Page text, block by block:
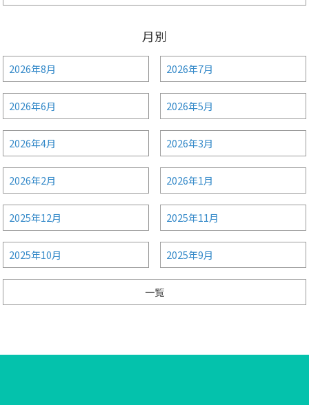
月別
2026年8月 2026年7月
2026年6月 2026年5月
2026年4月 2026年3月
2026年2月 2026年1月
2025年12月 2025年11月
2025年10月 2025年9月
一覧